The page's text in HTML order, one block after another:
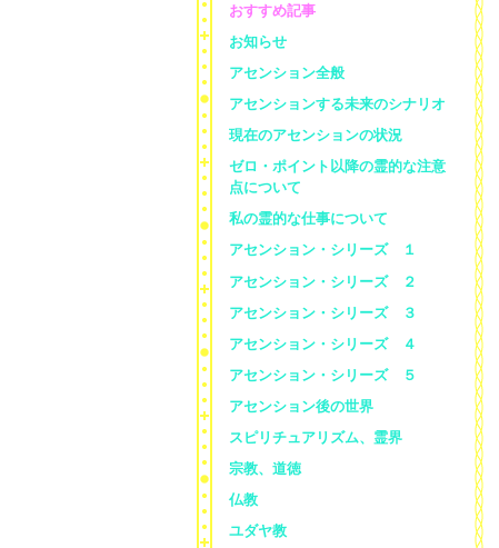
おすすめ記事
お知らせ
アセンション全般
アセンションする未来のシナリオ
現在のアセンションの状況
ゼロ・ポイント以降の霊的な注意
点について
私の霊的な仕事について
アセンション・シリーズ １
アセンション・シリーズ ２
アセンション・シリーズ ３
アセンション・シリーズ ４
アセンション・シリーズ ５
アセンション後の世界
スピリチュアリズム、霊界
宗教、道徳
仏教
ユダヤ教